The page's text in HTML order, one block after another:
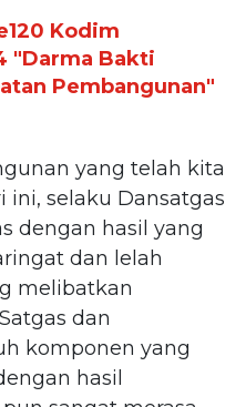
Kodim
"Darma Bakti
Pembangunan"
yang telah kita
ini, selaku Dansatgas
dengan hasil yang
dan lelah
melibatkan
dan
komponen yang
hasil